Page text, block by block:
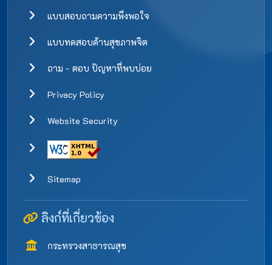
แบบสอบถามความพึงพอใจ
แบบทดสอบด้านสุขภาพจิต
ถาม - ตอบ ปัญหาที่พบบ่อย
Privacy Policy
Website Security
Sitemap
ลิงก์ที่เกี่ยวข้อง
กระทรวงสาธารณสุข